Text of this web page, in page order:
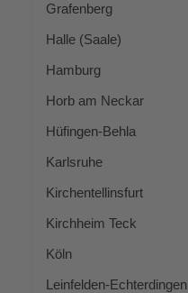
Gra­fen­berg
Hal­le (Saa­le)
Ham­burg
Horb am Neckar
Hüf­in­gen-Beh­la
Karls­ru­he
Kir­chen­tel­lins­furt
Kirch­heim Teck
Köln
Lein­fel­den-Ech­ter­din­gen